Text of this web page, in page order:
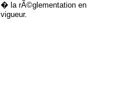
� la rÃ©glementation en
vigueur.